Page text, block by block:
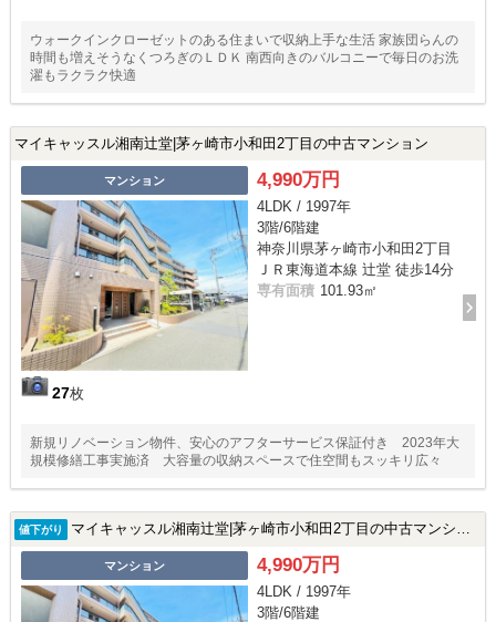
ウォークインクローゼットのある住まいで収納上手な生活 家族団らんの
時間も増えそうなくつろぎのＬＤＫ 南西向きのバルコニーで毎日のお洗
濯もラクラク快適
マイキャッスル湘南辻堂|茅ヶ崎市小和田2丁目の中古マンション
マンション
27枚
4,990万円
4LDK / 1997年
3階/6階建
神奈川県茅ヶ崎市小和田2丁目
ＪＲ東海道本線 辻堂 徒歩14分
専有面積 101.93㎡
新規リノベーション物件、安心のアフターサービス保証付き 2023年大
規模修繕工事実施済 大容量の収納スペースで住空間もスッキリ広々
値下がり マイキャッスル湘南辻堂|茅ヶ崎市小和田2丁目の中古マンション
マンション 4,990万円
4LDK / 1997年
3階/6階建